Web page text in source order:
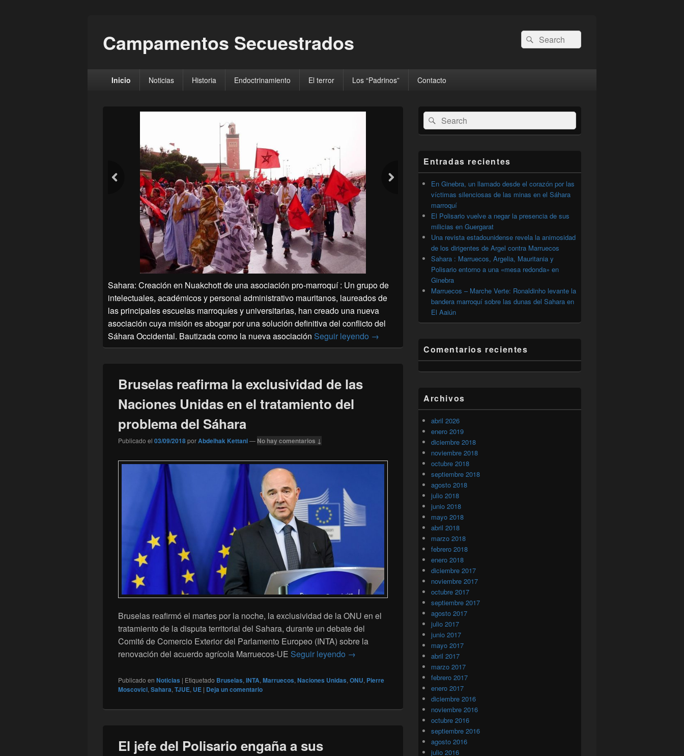
Campamentos Secuestrados
Buscar
por:
Buscar
principalInicio Noticias Historia Endoctrinamiento El terror Los “Padrinos” Contacto
Sahara: Creación en Nuakchott de una asociación pro-marroquí : Un grupo de
intelectuales, académicos y personal administrativo mauritanos, laureados de
las principales escuelas marroquíes y universitarias, han creado una nueva
asociación cuya misión es abogar por una solución definitiva del conflicto del
Sáhara Occidental. Bautizada como la nueva asociación Seguir leyendo Sahara: Creación en Nuakchott de una asociación pro-marroquí
→
Bruselas reafirma la exclusividad de las
Naciones Unidas en el tratamiento del
problema del Sáhara
Publicado el 03/09/2018porAbdelhak Kettani— No hay comentarios ↓
Bruselas reafirmó el martes por la noche, la exclusividad de la ONU en el
tratamiento de la disputa territorial del Sahara, durante un debate del
Comité de Comercio Exterior del Parlamento Europeo (INTA) sobre la
renovación del acuerdo agrícola Marruecos-UE Seguir leyendo Bruselas reafirma la exclusividad de las Naciones Unidas en el tratamiento del problema del
→
Publicado en Noticias | Etiquetado Bruselas, INTA, Marruecos, Naciones Unidas, ONU, Pierre
Moscovici, Sahara, TJUE, UE | Deja un comentario
El jefe del Polisario engaña a sus
El
área
de
widget
lateral
primaria
Buscar
por:
Buscar
Entradas recientes
En Ginebra, un llamado desde el corazón por las
víctimas silenciosas de las minas en el Sáhara
marroquí
El Polisario vuelve a negar la presencia de sus
milicias en Guergarat
Una revista estadounidense revela la animosidad
de los dirigentes de Argel contra Marruecos
Sahara : Marruecos, Argelia, Mauritania y
Polisario entorno a una «mesa redonda» en
Ginebra
Marruecos – Marche Verte: Ronaldinho levante la
bandera marroquí sobre las dunas del Sahara en
El Aaiún
Comentarios recientes
Archivos
abril 2026
enero 2019
diciembre 2018
noviembre 2018
octubre 2018
septiembre 2018
agosto 2018
julio 2018
junio 2018
mayo 2018
abril 2018
marzo 2018
febrero 2018
enero 2018
diciembre 2017
noviembre 2017
octubre 2017
septiembre 2017
agosto 2017
julio 2017
junio 2017
mayo 2017
abril 2017
marzo 2017
febrero 2017
enero 2017
diciembre 2016
noviembre 2016
octubre 2016
septiembre 2016
agosto 2016
julio 2016